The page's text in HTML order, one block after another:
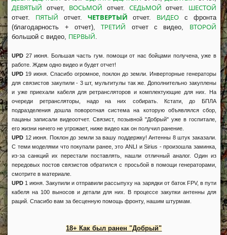
ДЕВЯТЫЙ отчет, ВОСЬМОЙ отчет. СЕДЬМОЙ отчет. ШЕСТОЙ
отчет. ПЯТЫЙ отчет. ЧЕТВЕРТЫЙ отчет. ВИДЕО с фронта
(благодарность + отчет),ТРЕТИЙ отчет с видео, ВТОРОЙ
большой с видео, ПЕРВЫЙ.
UPD 27 июня. Большая часть гум. помощи от нас бойцами получена, уже в
работе. Ждем одно видео и будет отчет!
UPD 19 июня. Спасибо огромное, поклон до земли. Инверторные генераторы
для связистов закупили - 3 шт, мультитулы так же. Дополнительно закуплены
и уже приехали кабеля для ретрансляторов и комплектующие для них. На
очереди ретрансляторы, надо на них собирать. Кстати, до БПЛА
подразделения дошла поворотная система на которую объявлялся сбор,
пацаны записали видеоотчет. Связист, позывной "Добрый" уже в госпитале,
его жизни ничего не угрожает, ниже видео как он получил ранение.
UPD 12 июня. Поклон до земли за вашу поддержку! Антенны 8 штук заказали.
С теми моделями что покупали ранее, это ANLI и Sirius - произошла заминка,
из-за санкций их перестали поставлять, нашли отличный аналог. Один из
передовых постов связистов обратился с просьбой в помощи генераторами,
смотрите в материале.
UPD 1 июня. Закупили и отправили рассыпуху на зарядки от баток FPV, в пути
кабеля на 100 выносов и детали для них. В процессе закупки антенны для
раций. Спасибо вам за бесценную помощь фронту, нашим штурмам.
18+ Как был ранен "Добрый"